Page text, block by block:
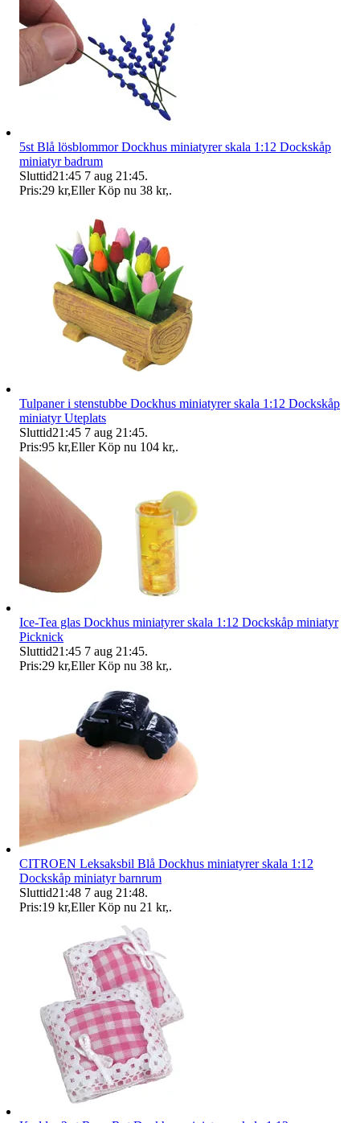
5st Blå lösblommor Dockhus miniatyrer skala 1:12 Dockskåp
miniatyr badrum
Sluttid21:45 7 aug 21:45.
Pris:29 kr,Eller Köp nu 38 kr,.
Tulpaner i stenstubbe Dockhus miniatyrer skala 1:12 Dockskåp
miniatyr Uteplats
Sluttid21:45 7 aug 21:45.
Pris:95 kr,Eller Köp nu 104 kr,.
Ice-Tea glas Dockhus miniatyrer skala 1:12 Dockskåp miniatyr
Picknick
Sluttid21:45 7 aug 21:45.
Pris:29 kr,Eller Köp nu 38 kr,.
CITROEN Leksaksbil Blå Dockhus miniatyrer skala 1:12
Dockskåp miniatyr barnrum
Sluttid21:48 7 aug 21:48.
Pris:19 kr,Eller Köp nu 21 kr,.